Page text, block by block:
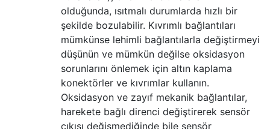
olduğunda, ısıtmalı durumlarda hızlı bir
şekilde bozulabilir. Kıvrımlı bağlantıları
mümkünse lehimli bağlantılarla değiştirmeyi
düşünün ve mümkün değilse oksidasyon
sorunlarını önlemek için altın kaplama
konektörler ve kıvrımlar kullanın.
Oksidasyon ve zayıf mekanik bağlantılar,
harekete bağlı direnci değiştirerek sensör
çıkışı değişmediğinde bile sensör